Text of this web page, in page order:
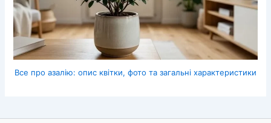
Все про азалію: опис квітки, фото та загальні характеристики